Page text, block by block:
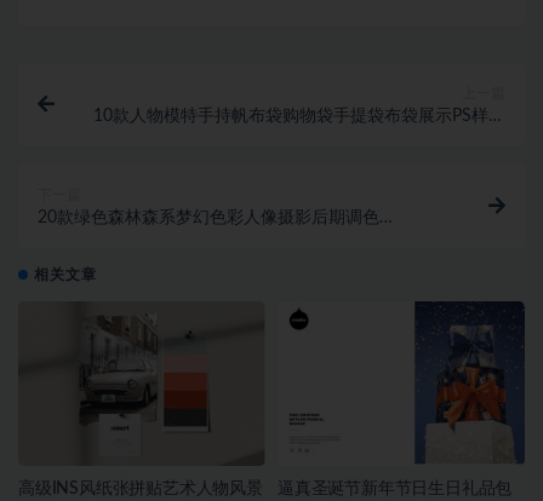
10款人物模特手持帆布袋购物袋手提袋布袋展示PS样机
20款绿色森林森系梦幻色彩人像摄影后期调色
相关文章
高级INS风纸张拼贴艺术人物风景
逼真圣诞节新年节日生日礼品包